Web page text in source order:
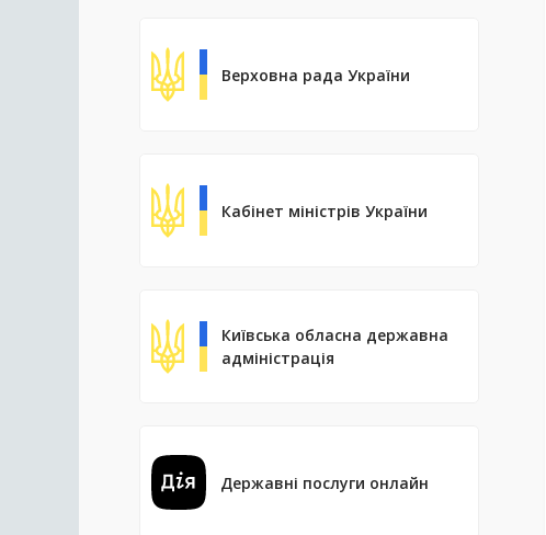
Верховна рада України
Кабінет міністрів України
Київська обласна державна
адміністрація
Державні послуги онлайн